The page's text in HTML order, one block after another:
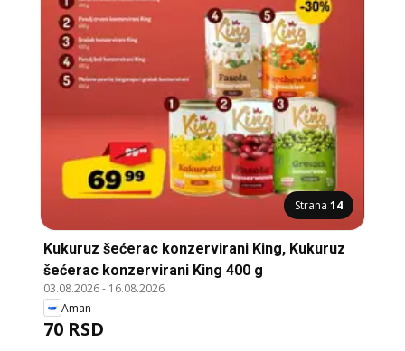
Strana 14
Kukuruz šećerac konzervirani King, Kukuruz
šećerac konzervirani King 400 g
03.08.2026- 16.08.2026
Aman
70 RSD